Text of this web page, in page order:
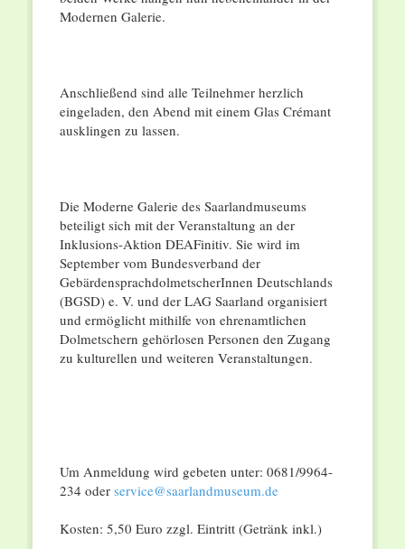
Modernen Galerie.
Anschließend sind alle Teilnehmer herzlich
eingeladen, den Abend mit einem Glas Crémant
ausklingen zu lassen.
Die Moderne Galerie des Saarlandmuseums
beteiligt sich mit der Veranstaltung an der
Inklusions-Aktion DEAFinitiv. Sie wird im
September vom Bundesverband der
GebärdensprachdolmetscherInnen Deutschlands
(BGSD) e. V. und der LAG Saarland organisiert
und ermöglicht mithilfe von ehrenamtlichen
Dolmetschern gehörlosen Personen den Zugang
zu kulturellen und weiteren Veranstaltungen.
Um Anmeldung wird gebeten unter: 0681/9964-
234 oder service@saarlandmuseum.de
Kosten: 5,50 Euro zzgl. Eintritt (Getränk inkl.)